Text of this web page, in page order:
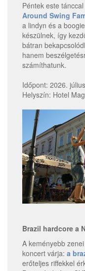
Péntek este
Around Swing
a lindyn és a
készülnek, így
bátran
hanem
számíthatunk.
Időpont: 2026.
Helyszín: Hotel
Brazil hardcore a
A keményebb
koncert várja: a
erőteljes riffekkel